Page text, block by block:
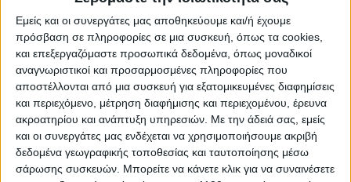
Εμείς και οι συνεργάτες μας αποθηκεύουμε και/ή έχουμε
πρόσβαση σε πληροφορίες σε μια συσκευή, όπως τα cookies,
και επεξεργαζόμαστε προσωπικά δεδομένα, όπως μοναδικοί
αναγνωριστικοί και προσαρμοσμένες πληροφορίες που
αποστέλλονται από μια συσκευή για εξατομικευμένες διαφημίσεις
και περιεχόμενο, μέτρηση διαφήμισης και περιεχομένου, έρευνα
ακροατηρίου και ανάπτυξη υπηρεσιών. Με την άδειά σας, εμείς
και οι συνεργάτες μας ενδέχεται να χρησιμοποιήσουμε ακριβή
δεδομένα γεωγραφικής τοποθεσίας και ταυτοποίησης μέσω
σάρωσης συσκευών. Μπορείτε να κάνετε κλικ για να συναινέσετε
οχήματος και άναμμα της προειδοποιητικής λυχνίας
του Συστήματος Ελέγχου Πρόσφυσης (Traction
Control). Κατά συνέπεια αυξάνονται οι πιθανότητες
κινδύνων και πρόκλησης ατυχημάτων. Στην
χειρότερη περίπτωση θα μπορούσε να προκαλέσει
απώλεια ελέγχου της μοτοσυκλέτας και πτώση του
αναβάτη. Ως εκ τούτου κρίνεται σκόπιμη και
απαραίτητη η "αναβάθμιση – επανεγγραφή
Λογισμικού".